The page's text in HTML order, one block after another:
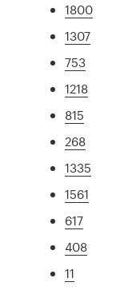
1800
1307
753
1218
815
268
1335
1561
617
408
11